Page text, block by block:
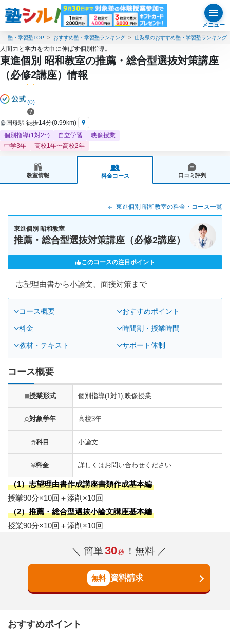
メニュー
塾・学習塾TOP おすすめ塾・学習塾ランキング 山梨県のおすすめ塾・学習塾ランキング
人間力と学力を大巾に伸ばす個別指導。
東進個別 昭和教室の推薦・総合型選抜対策講座
（必修2講座）情報
---
(0)
国母駅 徒歩14分(0.99km)
個別指導(1対2~)
自立学習
映像授業
中学3年
高校1年〜高校2年
教室情報 料金コース 口コミ評判
東進個別 昭和教室の料金・コース一覧
東進個別 昭和教室
推薦・総合型選抜対策講座（必修2講座）
このコースの注目ポイント
志望理由書から小論文、面接対策まで
コース概要 おすすめポイント
料金 時間割・授業時間
教材・テキスト サポート体制
コース概要
授業形式 個別指導(1対1),映像授業
対象学年 高校3年
科目 小論文
料金 詳しくはお問い合わせください
（1）志望理由書作成講座書類作成基本編
授業90分×10回＋添削×10回
（2）推薦・総合型選抜小論文講座基本編
授業90分×10回＋添削×10回
＼ 簡単30秒 ！無料 ／
資料請求
おすすめポイント